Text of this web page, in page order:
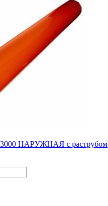
НАРУЖНАЯ с раструбом